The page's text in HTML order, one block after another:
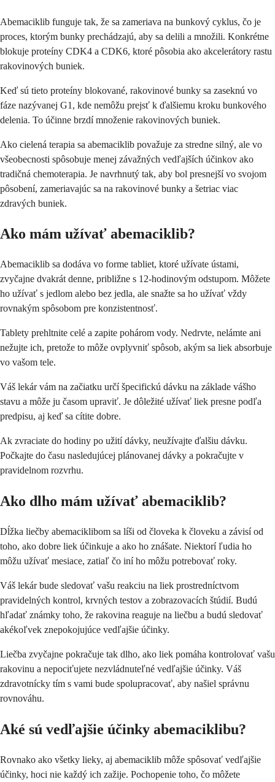
Abemaciklib funguje tak, že sa zameriava na bunkový cyklus, čo je
proces, ktorým bunky prechádzajú, aby sa delili a množili. Konkrétne
blokuje proteíny CDK4 a CDK6, ktoré pôsobia ako akcelerátory rastu
rakovinových buniek.
Keď sú tieto proteíny blokované, rakovinové bunky sa zaseknú vo
fáze nazývanej G1, kde nemôžu prejsť k ďalšiemu kroku bunkového
delenia. To účinne brzdí množenie rakovinových buniek.
Ako cielená terapia sa abemaciklib považuje za stredne silný, ale vo
všeobecnosti spôsobuje menej závažných vedľajších účinkov ako
tradičná chemoterapia. Je navrhnutý tak, aby bol presnejší vo svojom
pôsobení, zameriavajúc sa na rakovinové bunky a šetriac viac
zdravých buniek.
Ako mám užívať abemaciklib?
Abemaciklib sa dodáva vo forme tabliet, ktoré užívate ústami,
zvyčajne dvakrát denne, približne s 12-hodinovým odstupom. Môžete
ho užívať s jedlom alebo bez jedla, ale snažte sa ho užívať vždy
rovnakým spôsobom pre konzistentnosť.
Tablety prehltnite celé a zapite pohárom vody. Nedrvte, nelámte ani
nežujte ich, pretože to môže ovplyvniť spôsob, akým sa liek absorbuje
vo vašom tele.
Váš lekár vám na začiatku určí špecifickú dávku na základe vášho
stavu a môže ju časom upraviť. Je dôležité užívať liek presne podľa
predpisu, aj keď sa cítite dobre.
Ak zvraciate do hodiny po užití dávky, neužívajte ďalšiu dávku.
Počkajte do času nasledujúcej plánovanej dávky a pokračujte v
pravidelnom rozvrhu.
Ako dlho mám užívať abemaciklib?
Dĺžka liečby abemaciklibom sa líši od človeka k človeku a závisí od
toho, ako dobre liek účinkuje a ako ho znášate. Niektorí ľudia ho
môžu užívať mesiace, zatiaľ čo iní ho môžu potrebovať roky.
Váš lekár bude sledovať vašu reakciu na liek prostredníctvom
pravidelných kontrol, krvných testov a zobrazovacích štúdií. Budú
hľadať známky toho, že rakovina reaguje na liečbu a budú sledovať
akékoľvek znepokojujúce vedľajšie účinky.
Liečba zvyčajne pokračuje tak dlho, ako liek pomáha kontrolovať vašu
rakovinu a nepociťujete nezvládnuteľné vedľajšie účinky. Váš
zdravotnícky tím s vami bude spolupracovať, aby našiel správnu
rovnováhu.
Aké sú vedľajšie účinky abemaciklibu?
Rovnako ako všetky lieky, aj abemaciklib môže spôsovať vedľajšie
účinky, hoci nie každý ich zažije. Pochopenie toho, čo môžete